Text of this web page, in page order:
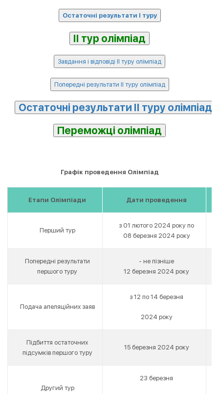
Графік проведення Олімпіад
Етапи Олімпіади Дати проведення
Перший тур
з 01 лютого 2024 року по
08 березня 2024 року
Попередні результати
першого туру
- не пізніше
12 березня 2024 року
Подача апеляційних заяв
з 12 по 14 березня
2024 року
Підбиття остаточних
підсумків першого туру
15 березня 2024 року
Другий тур
23 березня